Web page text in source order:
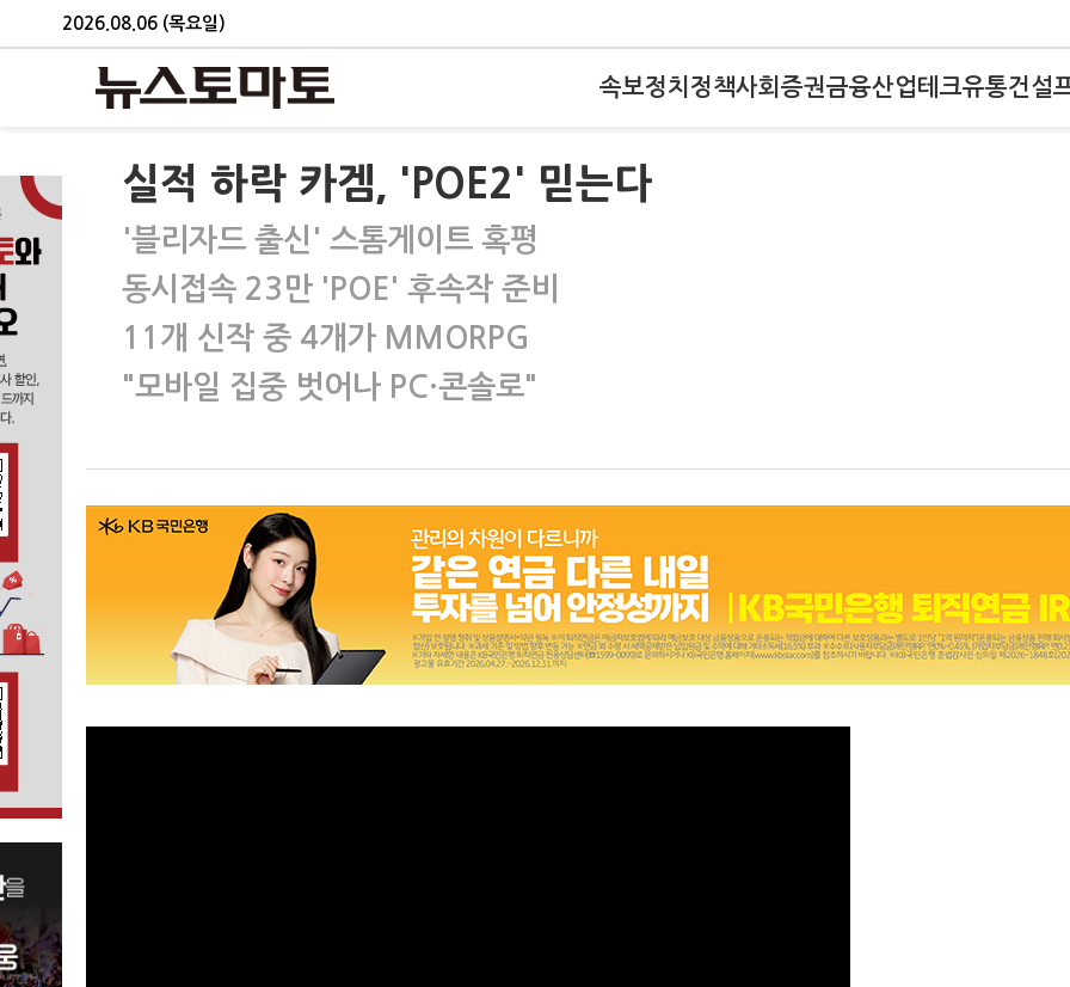
2026.08.06 (목요일)
속보정치 정책사회 증권금융산업테크유통건설
실적 하락 카겜, 'POE2' 믿는다
'블리자드 출신' 스톰게이트 혹평
동시접속 23만 'POE' 후속작 준비
11개 신작 중 4개가 MMORPG
"모바일 집중 벗어나 PC·콘솔로"